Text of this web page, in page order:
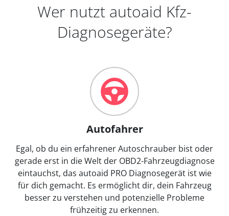
Wer nutzt autoaid Kfz-
Diagnosegeräte?
Autofahrer
Egal, ob du ein erfahrener Autoschrauber bist oder
gerade erst in die Welt der OBD2-Fahrzeugdiagnose
eintauchst, das autoaid PRO Diagnosegerät ist wie
für dich gemacht. Es ermöglicht dir, dein Fahrzeug
besser zu verstehen und potenzielle Probleme
frühzeitig zu erkennen.